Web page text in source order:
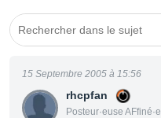
rhcpfan
Posteur·euse AFfiné·e
15 Septembre 2005 à 15:56